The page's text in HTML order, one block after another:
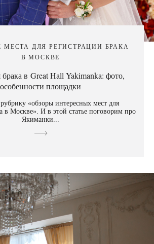
МЕСТА ДЛЯ РЕГИСТРАЦИИ БРАКА
В МОСКВЕ
брака в Great Hall Yakimanka: фото,
особенности площадки
«обзоры интересных мест для
в Москве». И в этой статье поговорим про
Якиманки...